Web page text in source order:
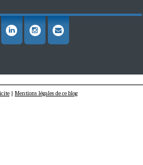
| Mentions légales de ce blog